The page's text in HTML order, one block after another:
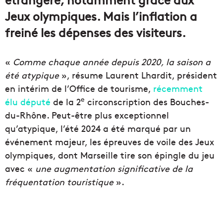
Jeux olympiques. Mais l’inflation a
freiné les dépenses des visiteurs.
« Comme chaque année depuis 2020, la saison a
été atypique», résume Laurent Lhardit, président
en intérim de l’Office de tourisme, récemment
élu député de la 2e circonscription des Bouches-
du-Rhône. Peut-être plus exceptionnel
qu’atypique, l’été 2024 a été marqué par un
événement majeur, les épreuves de voile des Jeux
olympiques, dont Marseille tire son épingle du jeu
avec « une augmentation significative de la
fréquentation touristique».